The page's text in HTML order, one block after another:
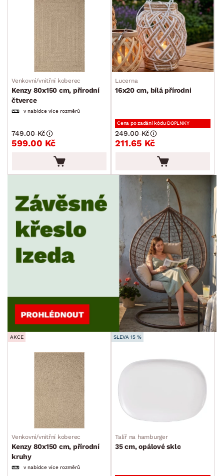
Venkovní/vnitřní koberec
Kenzy 80x150 cm, přírodní
čtverce
v nabídce více rozměrů
599.00 Kč
749.00 Kč
Lucerna
16x20 cm, bílá přírodní
Cena po zadání kódu DOPLNKY
211.65 Kč
249.00 Kč
AKCE
Venkovní/vnitřní koberec
Kenzy 80x150 cm, přírodní
kruhy
v nabídce více rozměrů
SLEVA 15 %
Talíř na hamburger
35 cm, opálové sklo